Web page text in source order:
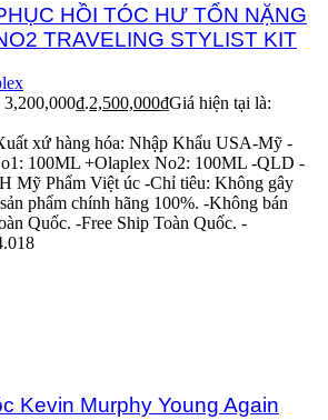
HỒI TÓC HƯ TỔN NẶNG
TRAVELING STYLIST KIT
2,500,000₫Giá hiện tại là:
xứ hàng hóa: Nhập Khẩu USA-Mỹ -
100ML +Olaplex No2: 100ML -QLD -
Mỹ Phẩm Việt úc -Chỉ tiêu: Không gây
phẩm chính hãng 100%. -Không bán
Quốc. -Free Ship Toàn Quốc. -
Kevin Murphy Young Again